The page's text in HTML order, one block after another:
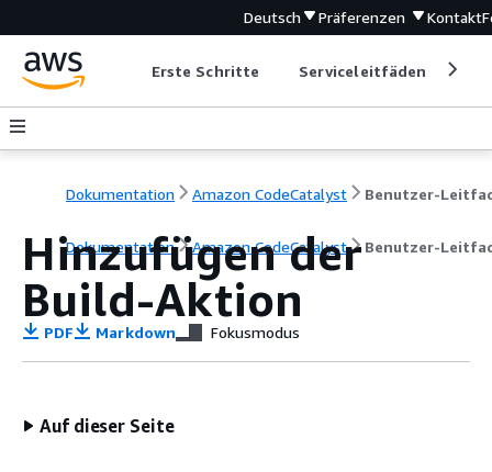
Deutsch Präferenzen Kontakt
Erste Schritte Serviceleitfäden
Dokumentation Amazon CodeCatalyst
Dokumentation Amazon CodeCatalyst Benutzer-
Hinzufügen der
Build-Aktion
PDF Markdown Fokusmodus
Auf dieser Seite